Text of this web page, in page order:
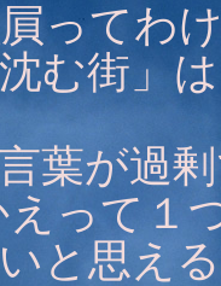
ってわ
む街」
葉が過
って１
と思え